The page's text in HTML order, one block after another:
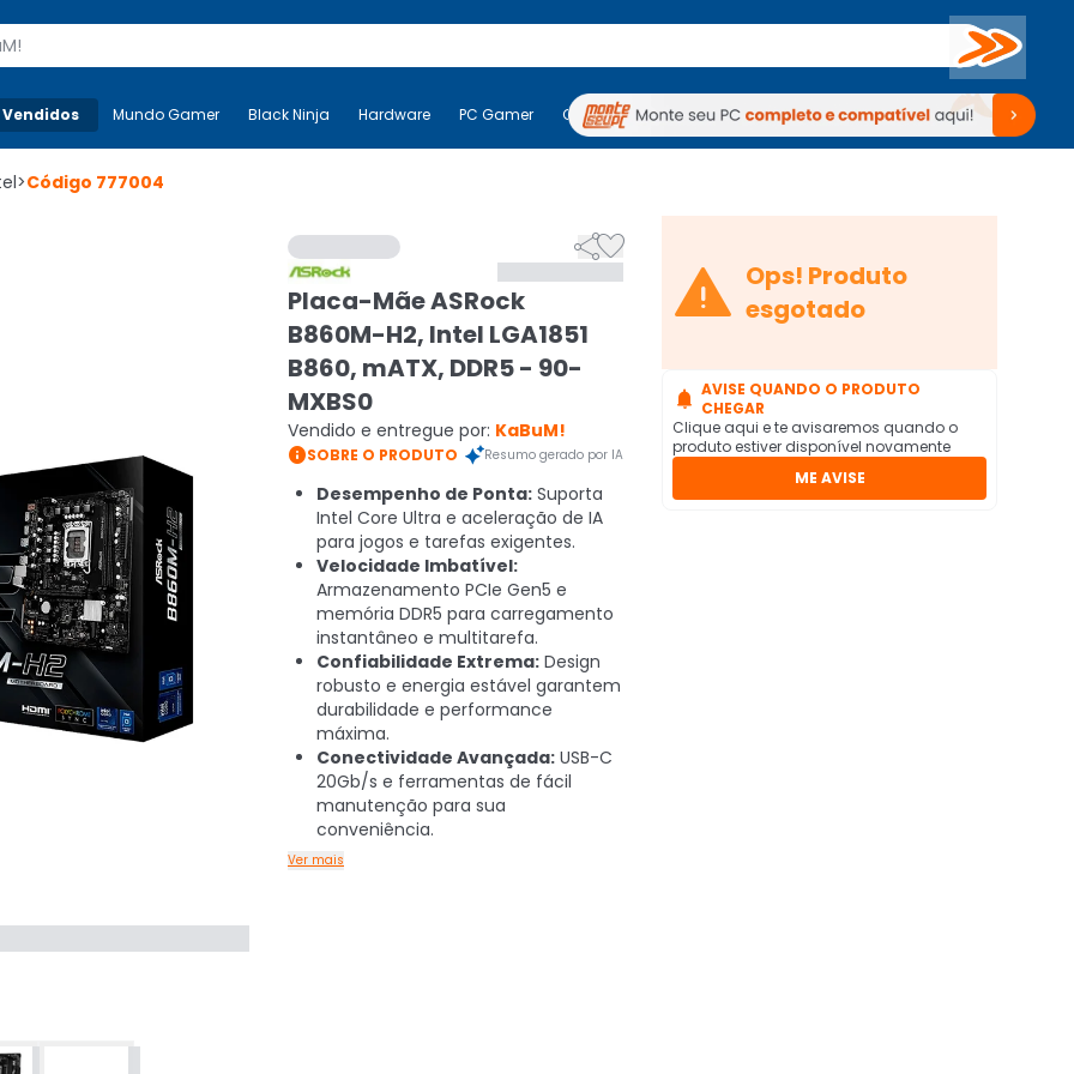
Buscar
Mais-v- Mundo Gamer Black Ninja Hardware PC Gamer Computadores Periféricos TV Venda no KaBuM!
Mundo Gamer Black Ninja Hardware PC Gamer Computadores Periféricos TV Venda no KaBuM!
>Código 777004

Placa-Mãe ASRock
B860M-H2, Intel LGA1851
B860, mATX, DDR5 - 90-
MXBS0
Vendido e entregue por: KaBuM!
SOBRE O PRODUTO Resumo gerado por IA
Desempenho de Ponta: Suporta
Intel Core Ultra e aceleração de IA
para jogos e tarefas exigentes.
Velocidade Imbatível:
Armazenamento PCIe Gen5 e
memória DDR5 para carregamento
instantâneo e multitarefa.
Confiabilidade Extrema: Design
robusto e energia estável garantem
durabilidade e performance
máxima.
Conectividade Avançada: USB-C
20Gb/s e ferramentas de fácil
manutenção para sua
conveniência.
Ver mais
 Ops! Produto
esgotado
 AVISE QUANDO O PRODUTO
CHEGAR
Clique aqui e te avisaremos quando o
produto estiver disponível novamente
ME AVISE